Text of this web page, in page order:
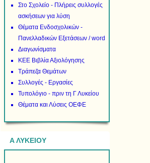
Στο Σχολείο - Πλήρεις συλλογές
ασκήσεων για λύση
Θέματα Ενδοσχολικών -
Πανελλαδικών Εξετάσεων / word
Διαγωνίσματα
ΚΕΕ Βιβλία Αξιολόγησης
Τράπεζα Θεμάτων
Συλλογές - Εργασίες
Τυπολόγιο - πριν τη Γ Λυκείου
Θέματα και Λύσεις ΟΕΦΕ
Α ΛΥΚΕΙΟΥ